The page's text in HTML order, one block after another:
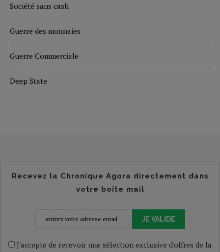
Société sans cash
Guerre des monnaies
Guerre Commerciale
Deep State
Recevez la Chronique Agora directement dans
votre boîte mail
JE VALIDE
J'accepte de recevoir une sélection exclusive d'offres de la